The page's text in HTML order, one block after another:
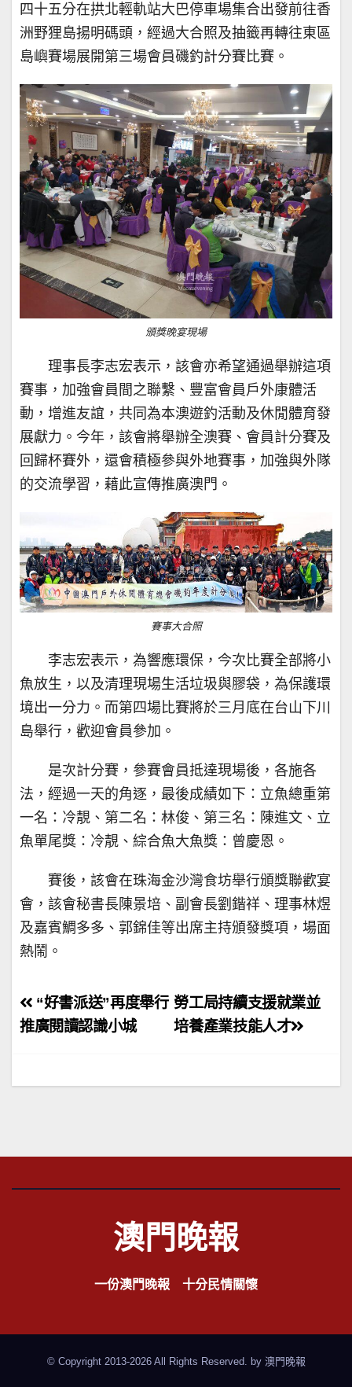
四十五分在拱北輕軌站大巴停車場集合出發前往香
洲野狸島揚明碼頭，經過大合照及抽籤再轉往東區
島嶼賽場展開第三場會員磯釣計分賽比賽。
頒獎晚宴現場
理事長李志宏表示，該會亦希望通過舉辦這項
賽事，加強會員間之聯繫、豐富會員戶外康體活
動，增進友誼，共同為本澳遊釣活動及休閒體育發
展獻力。今年，該會將舉辦全澳賽、會員計分賽及
回歸杯賽外，還會積極參與外地賽事，加強與外隊
的交流學習，藉此宣傳推廣澳門。
賽事大合照
李志宏表示，為響應環保，今次比賽全部將小
魚放生，以及清理現場生活垃圾與膠袋，為保護環
境出一分力。而第四場比賽將於三月底在台山下川
島舉行，歡迎會員參加。
是次計分賽，參賽會員抵達現場後，各施各
法，經過一天的角逐，最後成績如下：立魚總重第
一名：冷靚、第二名：林俊、第三名：陳進文、立
魚單尾獎：冷靚、綜合魚大魚獎：曾慶恩。
賽後，該會在珠海金沙灣食坊舉行頒獎聯歡宴
會，該會秘書長陳景培、副會長劉鍇祥、理事林煜
及嘉賓鯛多多、郭錦佳等出席主持頒發獎項，場面
熱鬧。
文
章
覽
勞工局持續支援就業並
培養產業技能人才
“好書派送”再度舉行
推廣閱讀認識小城
澳門晚報
一份澳門晚報 十分民情關懷
© Copyright 2013-2026 All Rights Reserved. by 澳門晚報